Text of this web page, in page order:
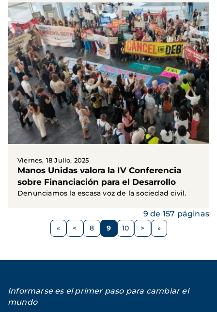
Viernes, 18 Julio, 2025
Manos Unidas valora la IV Conferencia
sobre Financiación para el Desarrollo
Denunciamos la escasa voz de la sociedad civil.
Paginación
Página
< Página
8 Página
9 Página
10
Siguiente
>
9 de 157 páginas
Informarse es el primer paso para cambiar el
mundo